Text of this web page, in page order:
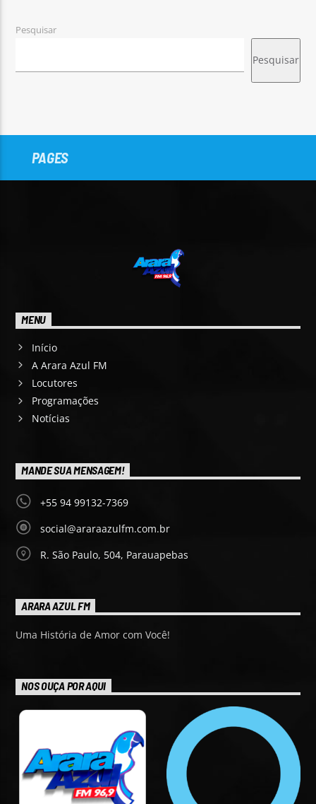
Pesquisar
Pesquisar
PAGES
MENU
Início
A Arara Azul FM
Locutores
Programações
Notícias
MANDE SUA MENSAGEM!
+55 94 99132-7369
social@araraazulfm.com.br
R. São Paulo, 504, Parauapebas
ARARA AZUL FM
Uma História de Amor com Você!
NOS OUÇA POR AQUI